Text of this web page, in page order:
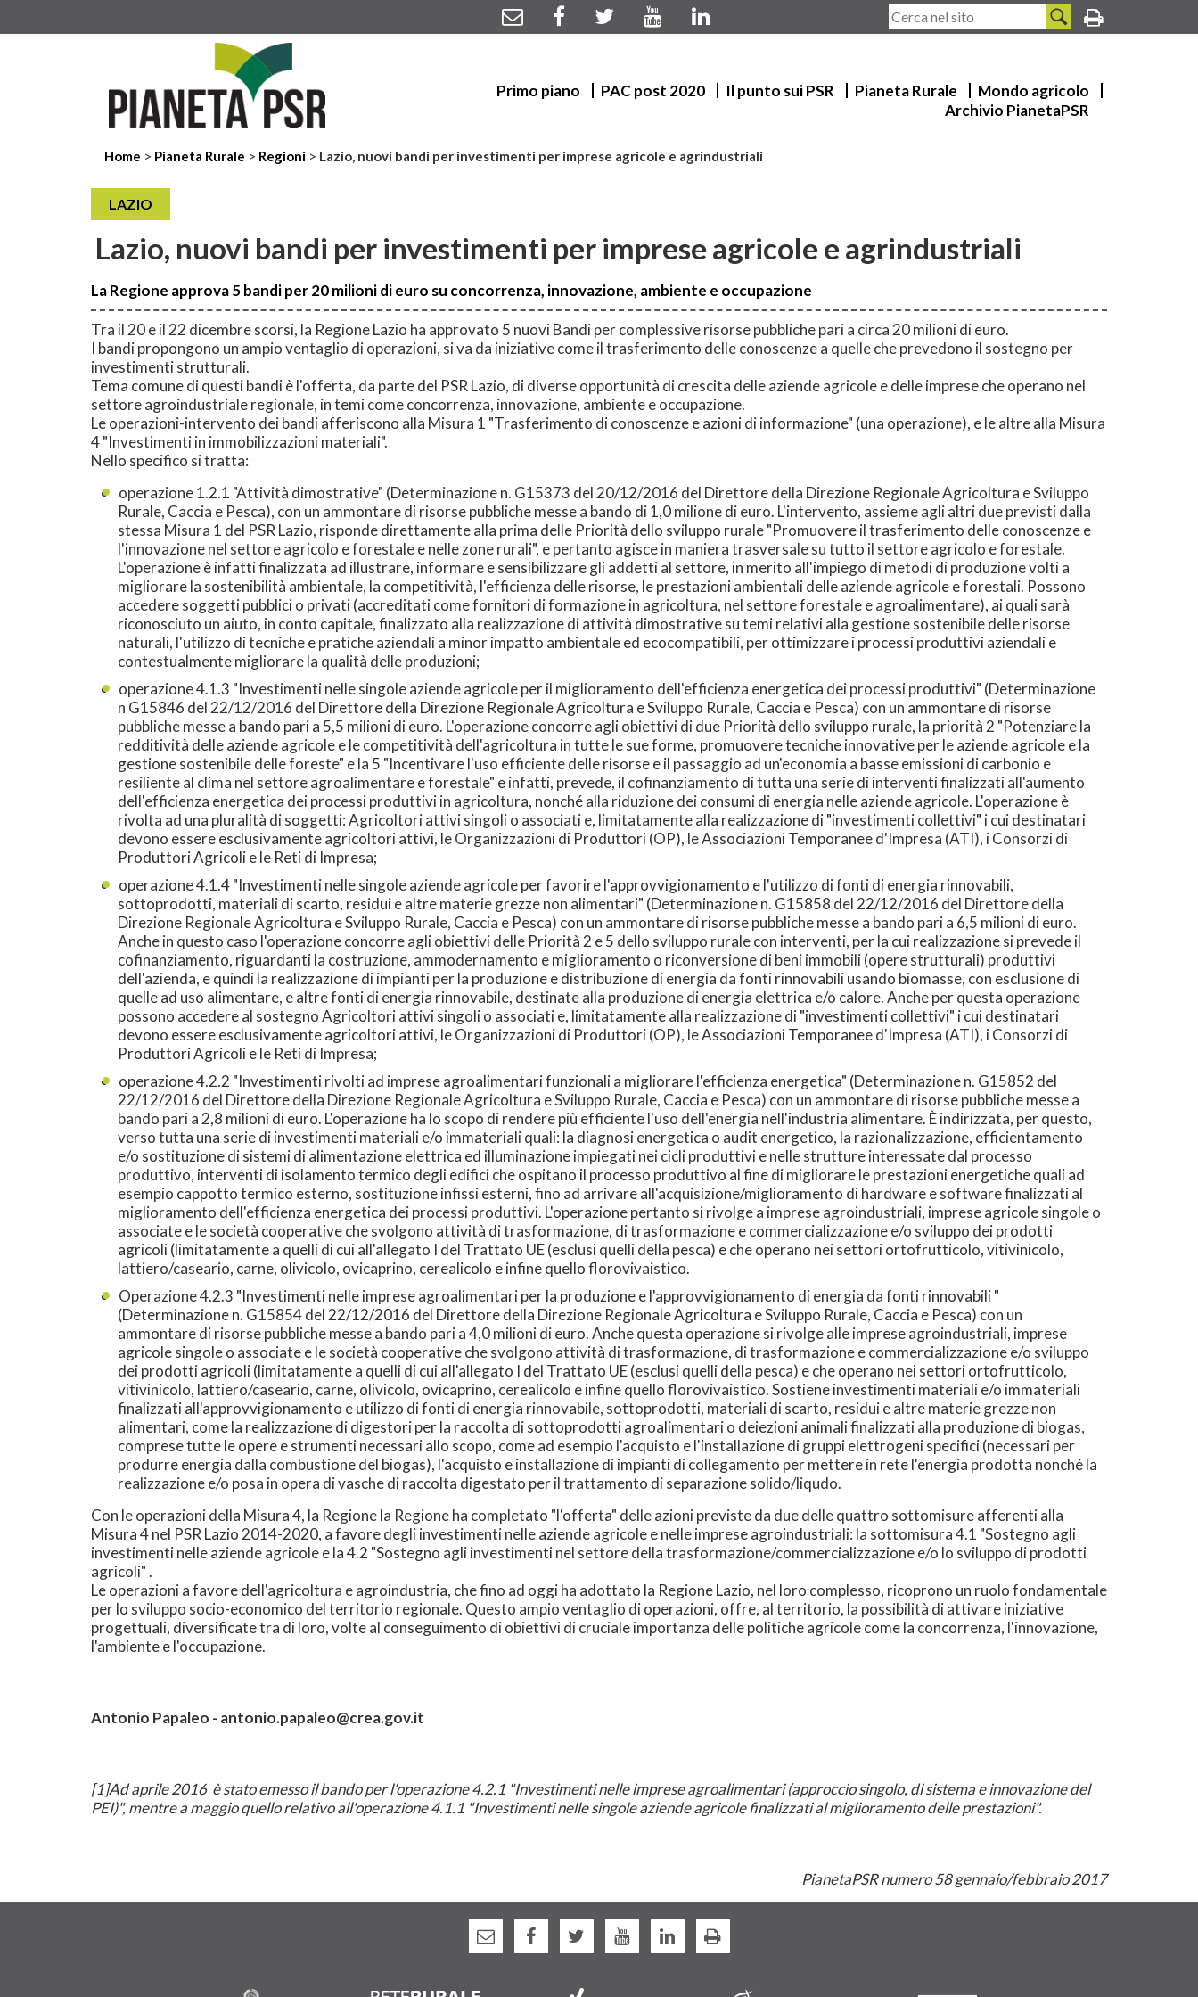
Primo piano PAC post 2020 Il punto sui PSR Pianeta Rurale
Mondo agricolo
Archivio PianetaPSR
Home > Pianeta Rurale > Regioni > Lazio, nuovi bandi per investimenti per imprese agricole e agrindustriali
LAZIO
Lazio, nuovi bandi per investimenti per imprese agricole e agrindustriali
La Regione approva 5 bandi per 20 milioni di euro su concorrenza, innovazione, ambiente e occupazione
Tra il 20 e il 22 dicembre scorsi, la Regione Lazio ha approvato 5 nuovi Bandi per complessive risorse pubbliche pari a circa 20 milioni di euro.
I bandi propongono un ampio ventaglio di operazioni, si va da iniziative come il trasferimento delle conoscenze a quelle che prevedono il sostegno per
investimenti strutturali.
Tema comune di questi bandi è l'offerta, da parte del PSR Lazio, di diverse opportunità di crescita delle aziende agricole e delle imprese che operano nel
settore agroindustriale regionale, in temi come concorrenza, innovazione, ambiente e occupazione.
Le operazioni-intervento dei bandi afferiscono alla Misura 1 "Trasferimento di conoscenze e azioni di informazione" (una operazione), e le altre alla Misura
4 "Investimenti in immobilizzazioni materiali".
Nello specifico si tratta:
operazione 1.2.1 "Attività dimostrative" (Determinazione n. G15373 del 20/12/2016 del Direttore della Direzione Regionale Agricoltura e Sviluppo
Rurale, Caccia e Pesca), con un ammontare di risorse pubbliche messe a bando di 1,0 milione di euro. L'intervento, assieme agli altri due previsti dalla
stessa Misura 1 del PSR Lazio, risponde direttamente alla prima delle Priorità dello sviluppo rurale "Promuovere il trasferimento delle conoscenze e
l'innovazione nel settore agricolo e forestale e nelle zone rurali", e pertanto agisce in maniera trasversale su tutto il settore agricolo e forestale.
L'operazione è infatti finalizzata ad illustrare, informare e sensibilizzare gli addetti al settore, in merito all'impiego di metodi di produzione volti a
migliorare la sostenibilità ambientale, la competitività, l'efficienza delle risorse, le prestazioni ambientali delle aziende agricole e forestali. Possono
accedere soggetti pubblici o privati (accreditati come fornitori di formazione in agricoltura, nel settore forestale e agroalimentare), ai quali sarà
riconosciuto un aiuto, in conto capitale, finalizzato alla realizzazione di attività dimostrative su temi relativi alla gestione sostenibile delle risorse
naturali, l'utilizzo di tecniche e pratiche aziendali a minor impatto ambientale ed ecocompatibili, per ottimizzare i processi produttivi aziendali e
contestualmente migliorare la qualità delle produzioni;
operazione 4.1.3 "Investimenti nelle singole aziende agricole per il miglioramento dell'efficienza energetica dei processi produttivi" (Determinazione
n G15846 del 22/12/2016 del Direttore della Direzione Regionale Agricoltura e Sviluppo Rurale, Caccia e Pesca) con un ammontare di risorse
pubbliche messe a bando pari a 5,5 milioni di euro. L'operazione concorre agli obiettivi di due Priorità dello sviluppo rurale, la priorità 2 "Potenziare la
redditività delle aziende agricole e le competitività dell'agricoltura in tutte le sue forme, promuovere tecniche innovative per le aziende agricole e la
gestione sostenibile delle foreste" e la 5 "Incentivare l'uso efficiente delle risorse e il passaggio ad un'economia a basse emissioni di carbonio e
resiliente al clima nel settore agroalimentare e forestale" e infatti, prevede, il cofinanziamento di tutta una serie di interventi finalizzati all'aumento
dell'efficienza energetica dei processi produttivi in agricoltura, nonché alla riduzione dei consumi di energia nelle aziende agricole. L'operazione è
rivolta ad una pluralità di soggetti: Agricoltori attivi singoli o associati e, limitatamente alla realizzazione di "investimenti collettivi" i cui destinatari
devono essere esclusivamente agricoltori attivi, le Organizzazioni di Produttori (OP), le Associazioni Temporanee d'Impresa (ATI), i Consorzi di
Produttori Agricoli e le Reti di Impresa;
operazione 4.1.4 "Investimenti nelle singole aziende agricole per favorire l'approvvigionamento e l'utilizzo di fonti di energia rinnovabili,
sottoprodotti, materiali di scarto, residui e altre materie grezze non alimentari" (Determinazione n. G15858 del 22/12/2016 del Direttore della
Direzione Regionale Agricoltura e Sviluppo Rurale, Caccia e Pesca) con un ammontare di risorse pubbliche messe a bando pari a 6,5 milioni di euro.
Anche in questo caso l'operazione concorre agli obiettivi delle Priorità 2 e 5 dello sviluppo rurale con interventi, per la cui realizzazione si prevede il
cofinanziamento, riguardanti la costruzione, ammodernamento e miglioramento o riconversione di beni immobili (opere strutturali) produttivi
dell'azienda, e quindi la realizzazione di impianti per la produzione e distribuzione di energia da fonti rinnovabili usando biomasse, con esclusione di
quelle ad uso alimentare, e altre fonti di energia rinnovabile, destinate alla produzione di energia elettrica e/o calore. Anche per questa operazione
possono accedere al sostegno Agricoltori attivi singoli o associati e, limitatamente alla realizzazione di "investimenti collettivi" i cui destinatari
devono essere esclusivamente agricoltori attivi, le Organizzazioni di Produttori (OP), le Associazioni Temporanee d'Impresa (ATI), i Consorzi di
Produttori Agricoli e le Reti di Impresa;
operazione 4.2.2 "Investimenti rivolti ad imprese agroalimentari funzionali a migliorare l'efficienza energetica" (Determinazione n. G15852 del
22/12/2016 del Direttore della Direzione Regionale Agricoltura e Sviluppo Rurale, Caccia e Pesca) con un ammontare di risorse pubbliche messe a
bando pari a 2,8 milioni di euro. L'operazione ha lo scopo di rendere più efficiente l'uso dell'energia nell'industria alimentare. È indirizzata, per questo,
verso tutta una serie di investimenti materiali e/o immateriali quali: la diagnosi energetica o audit energetico, la razionalizzazione, efficientamento
e/o sostituzione di sistemi di alimentazione elettrica ed illuminazione impiegati nei cicli produttivi e nelle strutture interessate dal processo
produttivo, interventi di isolamento termico degli edifici che ospitano il processo produttivo al fine di migliorare le prestazioni energetiche quali ad
esempio cappotto termico esterno, sostituzione infissi esterni, fino ad arrivare all'acquisizione/miglioramento di hardware e software finalizzati al
miglioramento dell'efficienza energetica dei processi produttivi. L'operazione pertanto si rivolge a imprese agroindustriali, imprese agricole singole o
associate e le società cooperative che svolgono attività di trasformazione, di trasformazione e commercializzazione e/o sviluppo dei prodotti
agricoli (limitatamente a quelli di cui all'allegato I del Trattato UE (esclusi quelli della pesca) e che operano nei settori ortofrutticolo, vitivinicolo,
lattiero/caseario, carne, olivicolo, ovicaprino, cerealicolo e infine quello florovivaistico.
Operazione 4.2.3 "Investimenti nelle imprese agroalimentari per la produzione e l'approvvigionamento di energia da fonti rinnovabili "
(Determinazione n. G15854 del 22/12/2016 del Direttore della Direzione Regionale Agricoltura e Sviluppo Rurale, Caccia e Pesca) con un
ammontare di risorse pubbliche messe a bando pari a 4,0 milioni di euro. Anche questa operazione si rivolge alle imprese agroindustriali, imprese
agricole singole o associate e le società cooperative che svolgono attività di trasformazione, di trasformazione e commercializzazione e/o sviluppo
dei prodotti agricoli (limitatamente a quelli di cui all'allegato I del Trattato UE (esclusi quelli della pesca) e che operano nei settori ortofrutticolo,
vitivinicolo, lattiero/caseario, carne, olivicolo, ovicaprino, cerealicolo e infine quello florovivaistico. Sostiene investimenti materiali e/o immateriali
finalizzati all'approvvigionamento e utilizzo di fonti di energia rinnovabile, sottoprodotti, materiali di scarto, residui e altre materie grezze non
alimentari, come la realizzazione di digestori per la raccolta di sottoprodotti agroalimentari o deiezioni animali finalizzati alla produzione di biogas,
comprese tutte le opere e strumenti necessari allo scopo, come ad esempio l'acquisto e l'installazione di gruppi elettrogeni specifici (necessari per
produrre energia dalla combustione del biogas), l'acquisto e installazione di impianti di collegamento per mettere in rete l'energia prodotta nonché la
realizzazione e/o posa in opera di vasche di raccolta digestato per il trattamento di separazione solido/liqudo.
Con le operazioni della Misura 4, la Regione la Regione ha completato "l'offerta" delle azioni previste da due delle quattro sottomisure afferenti alla
Misura 4 nel PSR Lazio 2014-2020, a favore degli investimenti nelle aziende agricole e nelle imprese agroindustriali: la sottomisura 4.1 "Sostegno agli
investimenti nelle aziende agricole e la 4.2 "Sostegno agli investimenti nel settore della trasformazione/commercializzazione e/o lo sviluppo di prodotti
agricoli" .
Le operazioni a favore dell'agricoltura e agroindustria, che fino ad oggi ha adottato la Regione Lazio, nel loro complesso, ricoprono un ruolo fondamentale
per lo sviluppo socio-economico del territorio regionale. Questo ampio ventaglio di operazioni, offre, al territorio, la possibilità di attivare iniziative
progettuali, diversificate tra di loro, volte al conseguimento di obiettivi di cruciale importanza delle politiche agricole come la concorrenza, l'innovazione,
l'ambiente e l'occupazione.
Antonio Papaleo - antonio.papaleo@crea.gov.it
[1]Ad aprile 2016 è stato emesso il bando per l'operazione 4.2.1 "Investimenti nelle imprese agroalimentari (approccio singolo, di sistema e innovazione del
PEI)", mentre a maggio quello relativo all'operazione 4.1.1 "Investimenti nelle singole aziende agricole finalizzati al miglioramento delle prestazioni".
PianetaPSR numero 58 gennaio/febbraio 2017